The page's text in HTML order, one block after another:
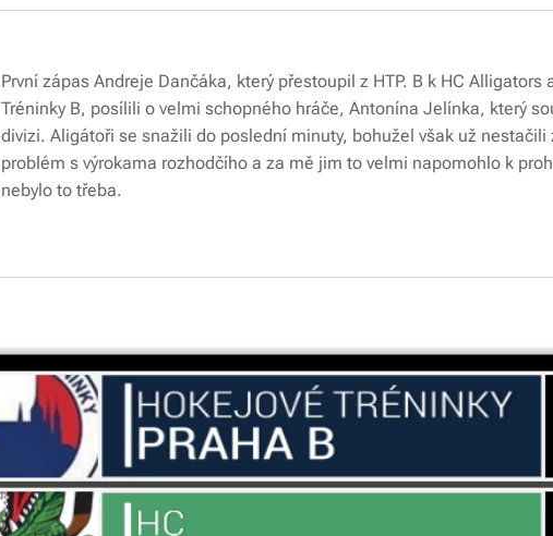
První zápas Andreje Dančáka, který přestoupil z HTP. B k HC
Tréninky B, posílili o velmi schopného hráče, Antonína Jelínka, který
divizi. Aligátoři se snažili do poslední minuty, bohužel však už
problém s výrokama rozhodčího a za mě jim to velmi napomohlo k
nebylo to třeba.